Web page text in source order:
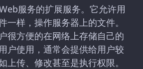
服务的扩展服务。它允许用
一样，操作服务器上的文件。
很方便的在网络上存储自己的
户使用，通常会提供给用户较
上传、修改甚至是执行权限。